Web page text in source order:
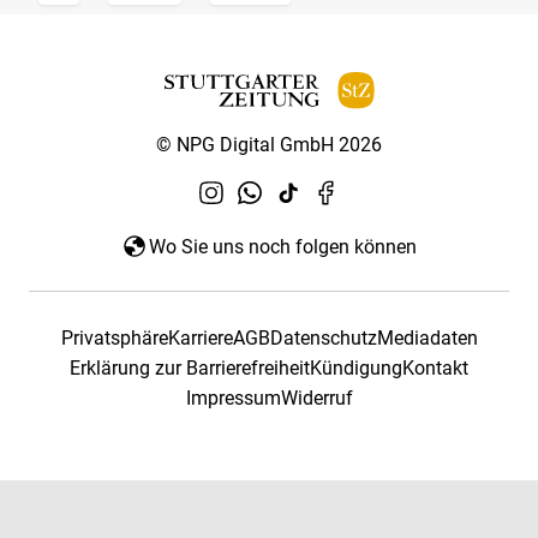
© NPG Digital GmbH 2026
Wo Sie uns noch folgen können
PrivatsphäreKarriereAGBDatenschutzMediadaten
Erklärung zur BarrierefreiheitKündigungKontakt
ImpressumWiderruf